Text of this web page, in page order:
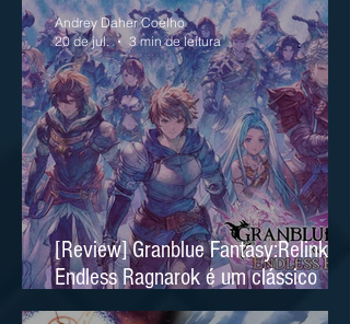
[Review] Granblue Fantasy:Relink
Endless Ragnarok é um clássico
moderno no Nintendo Switch 2
Andrey Daher Coelho
20 de jul.
3 min de leitura